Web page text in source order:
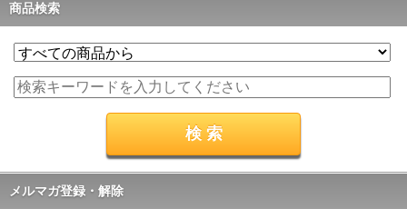
商品検索
メルマガ登録・解除